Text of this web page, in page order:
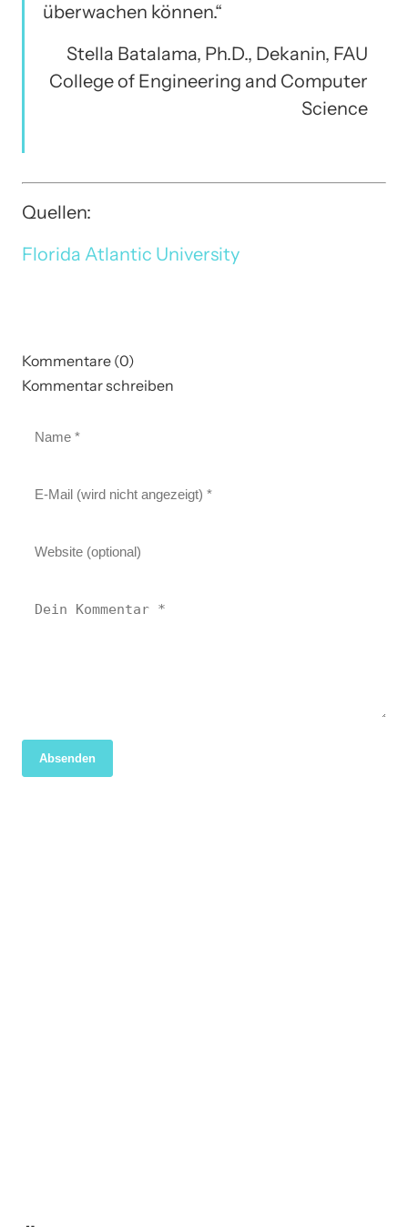
überwachen können.“
Stella Batalama, Ph.D., Dekanin, FAU
College of Engineering and Computer
Science
Quellen:
Florida Atlantic University
Kommentare (0)
Kommentar schreiben
Absenden